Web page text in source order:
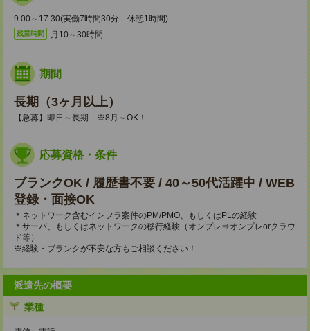
9:00～17:30(実働7時間30分 休憩1時間)
残業時間 月10～30時間
期間
長期（3ヶ月以上）
【急募】即日～長期 ※8月～OK！
応募資格・条件
ブランクOK / 履歴書不要 / 40～50代活躍中 / WEB
登録・面接OK
＊ネットワーク含むインフラ案件のPM/PMO、もしくはPLの経験
＊サーバ、もしくはネットワークの移行経験（オンプレ⇒オンプレorクラウ
ド等）
※経験・ブランクが不安な方もご相談ください！
派遣先の概要
業種